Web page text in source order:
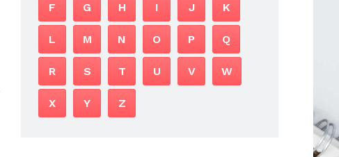
F G H I J K
L M N O P Q
R S T U V W
X Y Z